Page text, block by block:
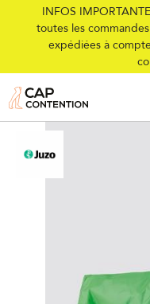
INFOS
toutes les
expédiées à
Femme
Slide Magnide